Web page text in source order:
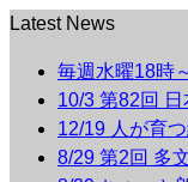
Latest News
毎週水曜18時
10/3 第82回
12/19 人が育
8/29 第2回 多